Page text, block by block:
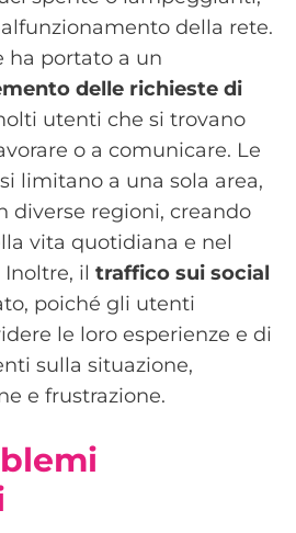
della rete.
ha portato a un
delle richieste di
utenti che si trovano
o a comunicare. Le
limitano a una sola area,
diverse regioni, creando
vita quotidiana e nel
Inoltre, il traffico sui social
poiché gli utenti
le loro esperienze e di
sulla situazione,
e frustrazione.